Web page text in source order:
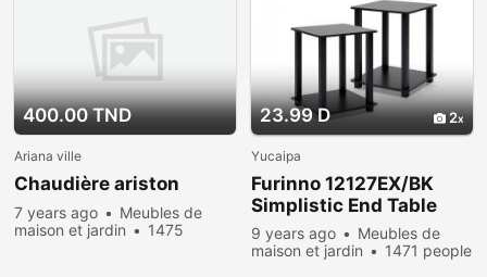
400.00 TND
Ariana ville
Chaudière ariston
7 years ago
Meubles de
maison et jardin
1475
23.99 D 2
Yucaipa
Furinno 12127EX/BK
Simplistic End Table
9 years ago
Meubles de
maison et jardin
1471 people